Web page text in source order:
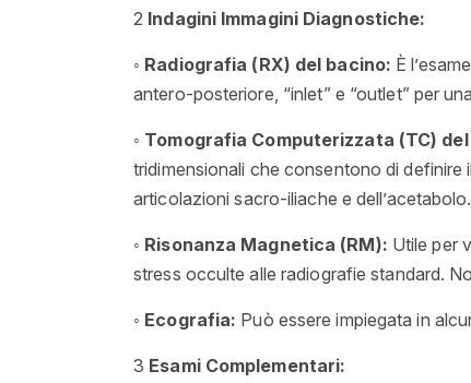
2 Indagini ImmaginiDiagnostiche:
◦ Radiografia (RX) del bacino: È
antero-posteriore, “inlet” e “outlet” per
◦ Tomografia Computerizzata (TC)
tridimensionali che consentono di definire
articolazioni sacro-iliache e
◦ Risonanza Magnetica (RM): Utile per
stress occulte alle radiografie standard.
◦ Ecografia: Può essere impiegata in
3 Esami Complementari: